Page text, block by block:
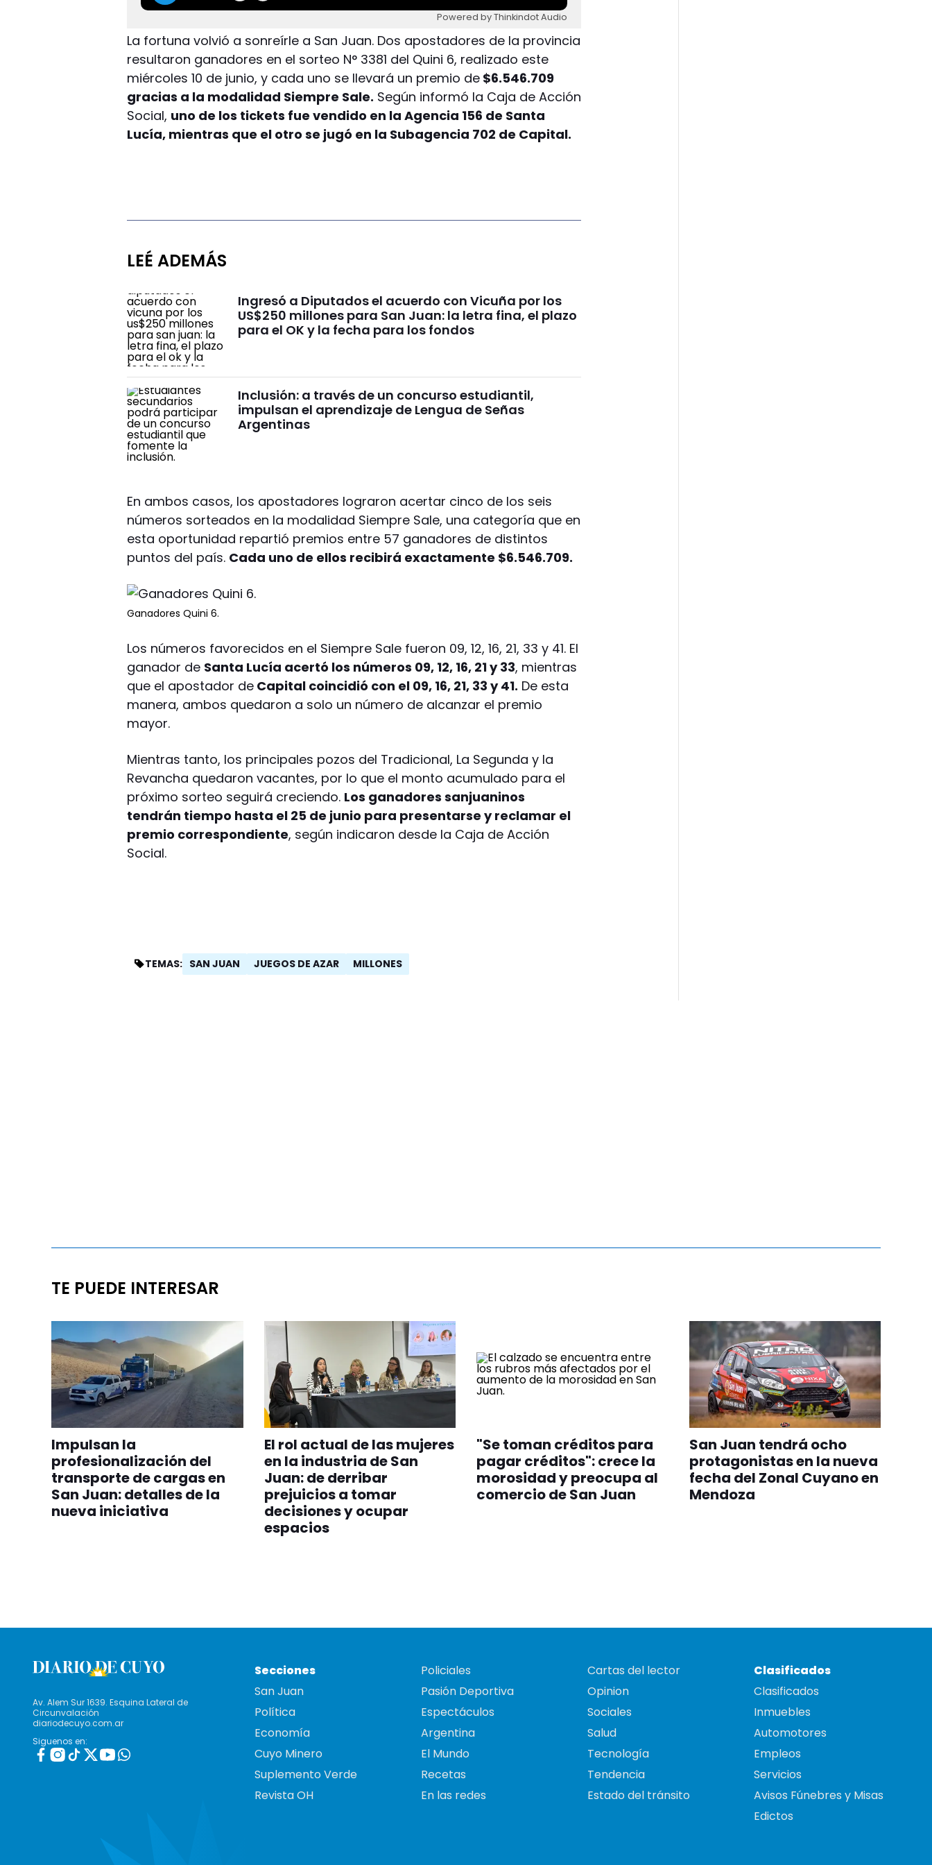
Powered by Thinkindot Audio
La fortuna volvió a sonreírle a San Juan. Dos apostadores de la provincia
resultaron ganadores en el sorteo N° 3381 del Quini 6, realizado este
miércoles 10 de junio, y cada uno se llevará un premio de $6.546.709
gracias a la modalidad Siempre Sale. Según informó la Caja de Acción
Social, uno de los tickets fue vendido en la Agencia 156 de Santa
Lucía, mientras que el otro se jugó en la Subagencia 702 de Capital.
LEÉ ADEMÁS
Ingresó a Diputados el acuerdo con Vicuña por los
US$250 millones para San Juan: la letra fina, el plazo
para el OK y la fecha para los fondos
Inclusión: a través de un concurso estudiantil,
impulsan el aprendizaje de Lengua de Señas
Argentinas
En ambos casos, los apostadores lograron acertar cinco de los seis
números sorteados en la modalidad Siempre Sale, una categoría que en
esta oportunidad repartió premios entre 57 ganadores de distintos
puntos del país. Cada uno de ellos recibirá exactamente $6.546.709.
Ganadores Quini 6.
Los números favorecidos en el Siempre Sale fueron 09, 12, 16, 21, 33 y 41. El
ganador de Santa Lucía acertó los números 09, 12, 16, 21 y 33, mientras
que el apostador de Capital coincidió con el 09, 16, 21, 33 y 41. De esta
manera, ambos quedaron a solo un número de alcanzar el premio
mayor.
Mientras tanto, los principales pozos del Tradicional, La Segunda y la
Revancha quedaron vacantes, por lo que el monto acumulado para el
próximo sorteo seguirá creciendo. Los ganadores sanjuaninos
tendrán tiempo hasta el 25 de junio para presentarse y reclamar el
premio correspondiente, según indicaron desde la Caja de Acción
Social.
TEMAS: SAN JUAN JUEGOS DE AZAR MILLONES
TE PUEDE INTERESAR
Impulsan la
profesionalización del
transporte de cargas en
San Juan: detalles de la
nueva iniciativa
El rol actual de las mujeres
en la industria de San
Juan: de derribar
prejuicios a tomar
decisiones y ocupar
espacios
"Se toman créditos para
pagar créditos": crece la
morosidad y preocupa al
comercio de San Juan
San Juan tendrá ocho
protagonistas en la nueva
fecha del Zonal Cuyano en
Mendoza
Av. Alem Sur 1639. Esquina Lateral de
Circunvalación
diariodecuyo.com.ar
Siguenos en:
Secciones
San Juan
Política
Economía
Cuyo Minero
Suplemento Verde
Revista OH
Policiales
Pasión Deportiva
Espectáculos
Argentina
El Mundo
Recetas
En las redes
Cartas del lector
Opinion
Sociales
Salud
Tecnología
Tendencia
Estado del tránsito
Clasificados
Clasificados
Inmuebles
Automotores
Empleos
Servicios
Avisos Fúnebres y Misas
Edictos